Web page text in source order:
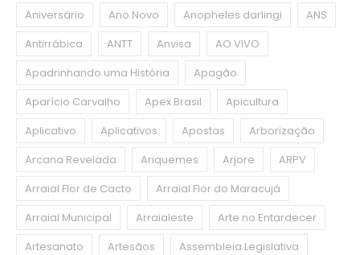
Aniversário
Ano Novo Anopheles darlingi
ANS
Antirrábica
ANTT Anvisa
AO VIVO
Apadrinhando uma História
Apagão
Aparício Carvalho
Apex Brasil
Apicultura
Aplicativo
Aplicativos Apostas
Arborização
Arcana Revelada
Ariquemes Arjore
ARPV
Arraial Flor de Cacto
Arraial Flor do Maracujá
Arraial Municipal
Arraialeste
Arte no Entardecer
Artesanato
Artesãos Assembleia Legislativa